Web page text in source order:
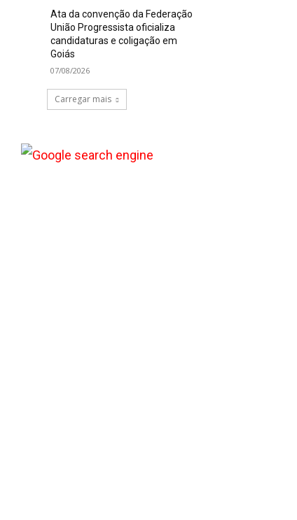
Ata da convenção da Federação
União Progressista oficializa
candidaturas e coligação em
Goiás
07/08/2026
Carregar mais